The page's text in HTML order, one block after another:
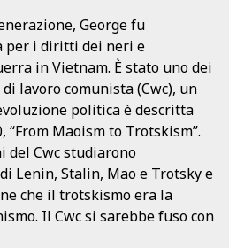
George fu
per i diritti dei neri e
in Vietnam. È stato uno dei
lavoro comunista (Cwc), un
politica è descritta
“From Maoism to Trotskism”.
del Cwc studiarono
Lenin, Stalin, Mao e Trotsky e
che il trotskismo era la
Il Cwc si sarebbe fuso con